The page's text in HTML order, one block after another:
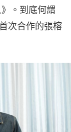
。到底何謂
次合作的張榕